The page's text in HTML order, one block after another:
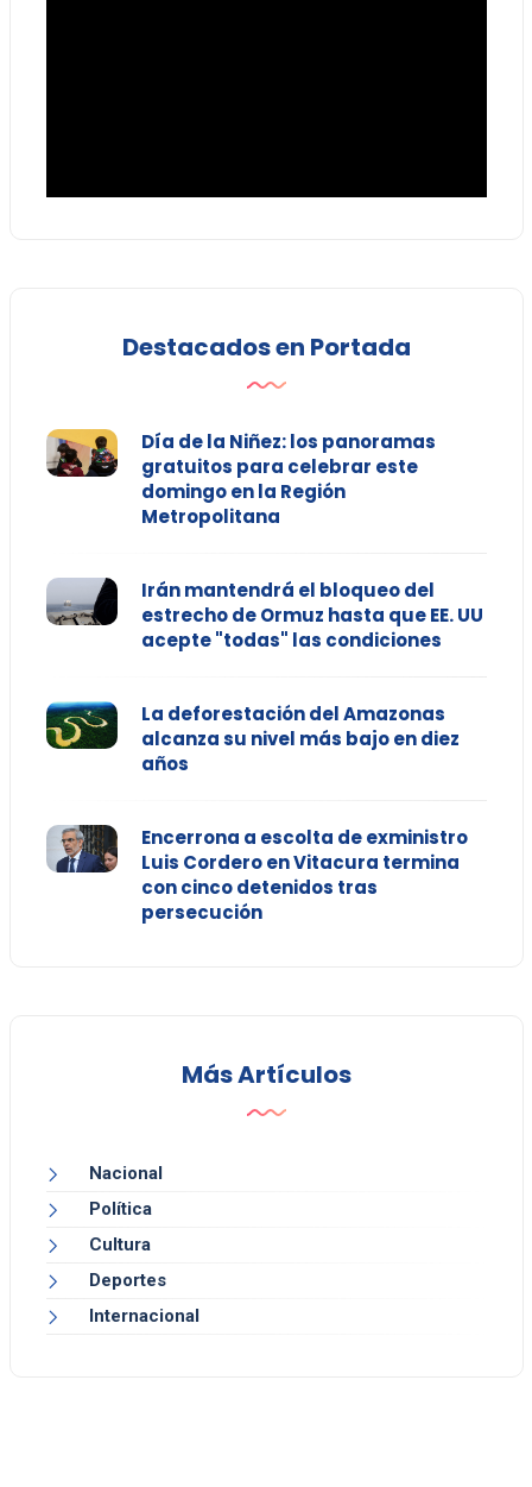
Destacados en Portada
Día de la Niñez: los panoramas
gratuitos para celebrar este
domingo en la Región
Metropolitana
Irán mantendrá el bloqueo del
estrecho de Ormuz hasta que EE. UU
acepte "todas" las condiciones
La deforestación del Amazonas
alcanza su nivel más bajo en diez
años
Encerrona a escolta de exministro
Luis Cordero en Vitacura termina
con cinco detenidos tras
persecución
Más Artículos
Nacional
Política
Cultura
Deportes
Internacional